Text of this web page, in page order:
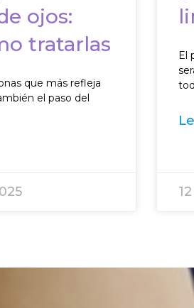
ojos:
tratarlas
que más refleja
el paso del
El